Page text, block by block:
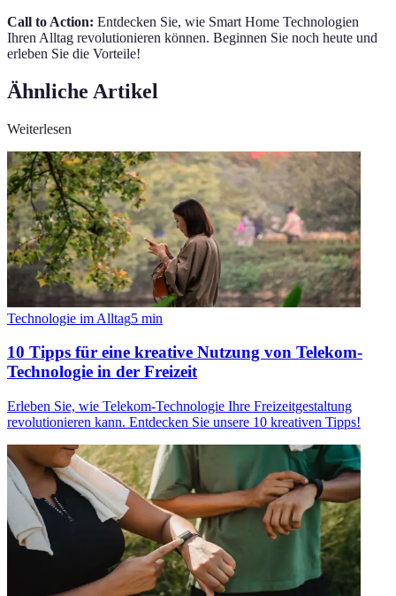
Call to Action: Entdecken Sie, wie Smart Home Technologien
Ihren Alltag revolutionieren können. Beginnen Sie noch heute und
erleben Sie die Vorteile!
Ähnliche Artikel
Weiterlesen
Technologie im Alltag5 min
10 Tipps für eine kreative Nutzung von Telekom-
Technologie in der Freizeit
Erleben Sie, wie Telekom-Technologie Ihre Freizeitgestaltung
revolutionieren kann. Entdecken Sie unsere 10 kreativen Tipps!